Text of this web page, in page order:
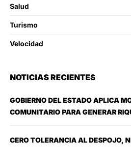
Salud
Turismo
Velocidad
NOTICIAS RECIENTES
GOBIERNO DEL ESTADO APLICA
COMUNITARIO PARA GENERAR
CERO TOLERANCIA AL DESPOJO,